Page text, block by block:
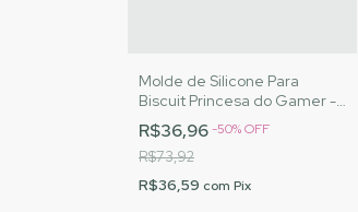
Molde de Silicone Para
Biscuit Princesa do Gamer -
MJ Artesanatos |Cód. 3070
R$36,96-50%OFF
R$73,92
R$36,59 com Pix